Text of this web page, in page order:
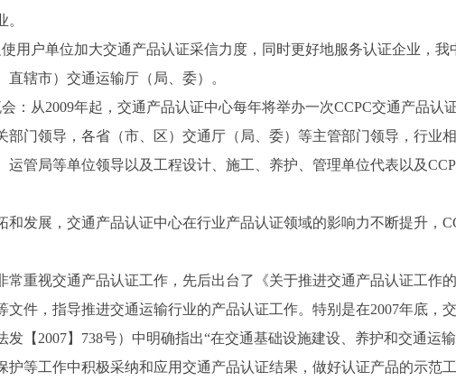
使用户单位加大交通产品认证采信力度，同时更好地服务认证企业，
直辖市）交通运输厅（局、委）。
：从2009年起，交通产品认证中心每年将举办一次CCPC交通产品认
部门领导，各省（市、区）交通厅（局、委）等主管部门领导，行业
运管局等单位领导以及工程设计、施工、养护、管理单位代表以及
和发展，交通产品认证中心在行业产品认证领域的影响力不断提升，
常重视交通产品认证工作，先后出台了《关于推进交通产品认证工作
文件，指导推进交通运输行业的产品认证工作。特别是在2007年底，
发【 2007】 738号）中明确指出“在交通基础设施建设、养护和交通运
护等工作中积极采纳和应用交通产品认证结果，做好认证产品的示范